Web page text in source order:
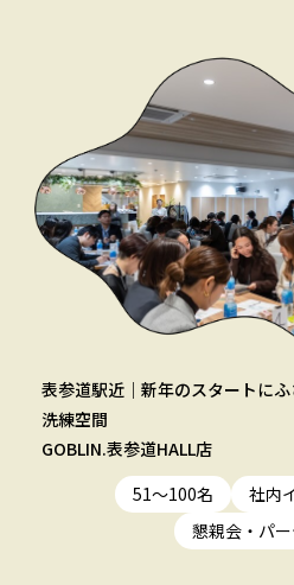
表参道駅近｜新年のスタートに
洗練空間
GOBLIN.表参道HALL店
51〜100名
社内
懇親会・パ